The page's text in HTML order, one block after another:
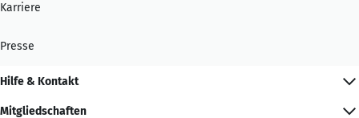
Karriere
Presse
Hilfe & Kontakt
Mitgliedschaften